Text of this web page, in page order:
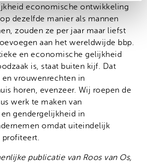
economische ontwikkeling
dezelfde manier als mannen
zouden ze per jaar maar liefst
aan het wereldwijde bbp.
en economische gelijkheid
is, staat buiten kijf. Dat
vrouwenrechten in
horen, evenzeer. Wij roepen de
werk te maken van
gendergelijkheid in
omdat uiteindelijk
profiteert.
publicatie van Roos van Os,